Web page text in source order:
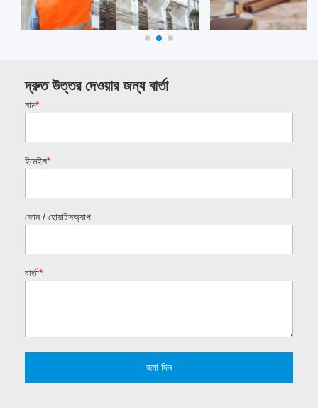
দ্রুত উত্তর দেওয়ার জন্য বার্তা
নাম*
ইমেইল*
ফোন / হোয়াটসঅ্যাপ
বার্তা*
জমা দিন